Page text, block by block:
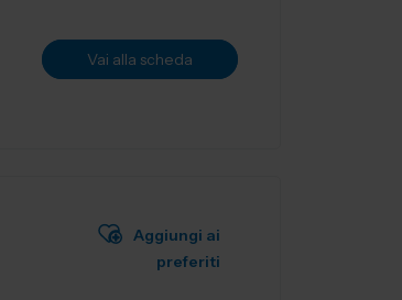
Vai alla scheda
Aggiungi ai
preferiti